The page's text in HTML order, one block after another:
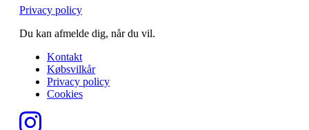
Privacy policy
Du kan afmelde dig, når du vil.
Kontakt
Købsvilkår
Privacy policy
Cookies